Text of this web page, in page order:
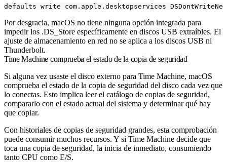
defaults write com.apple.desktopservices
Por desgracia, macOS no tiene ninguna opción integrada para
impedir los .DS_Store específicamente en discos USB extraíbles. El
ajuste de almacenamiento en red no se aplica a los discos USB ni
Thunderbolt.
Time Machine comprueba el estado de la copia de seguridad
Si alguna vez usaste el disco externo para Time Machine, macOS
comprueba el estado de la copia de seguridad del disco cada vez que
lo conectas. Esto implica leer el catálogo de copias de seguridad,
compararlo con el estado actual del sistema y determinar qué hay
que copiar.
Con historiales de copias de seguridad grandes, esta comprobación
puede consumir muchos recursos. Y si Time Machine decide que
toca una copia de seguridad, la inicia de inmediato, consumiendo
tanto CPU como E/S.